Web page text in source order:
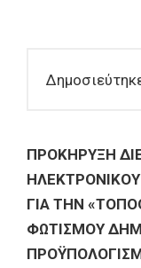
ΠΡΟΚΗΡΥΞΗ
ΓΙΑ ΤΗΝ
ΦΩΤΙΣΜΟΥ